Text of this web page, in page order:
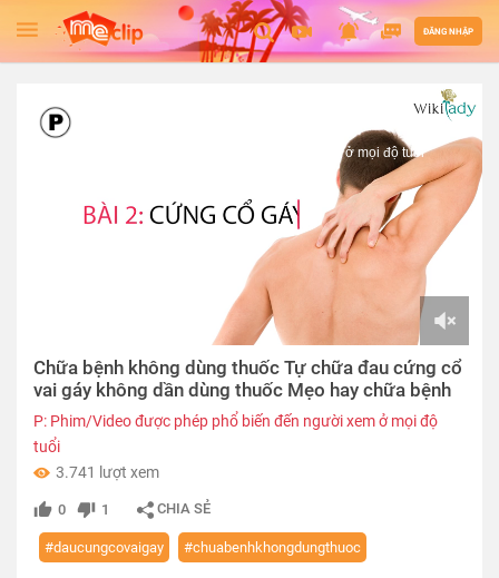
ĐĂNG NHẬP
02:30
P: Phim/Video được phép phổ biến đến người xem ở mọi độ tuổi
Chữa bệnh không dùng thuốc Tự chữa đau cứng cổ
vai gáy không dần dùng thuốc Mẹo hay chữa bệnh
P: Phim/Video được phép phổ biến đến người xem ở mọi độ
tuổi
3.741 lượt xem
0 1 CHIA SẺ
#daucungcovaigay #chuabenhkhongdungthuoc